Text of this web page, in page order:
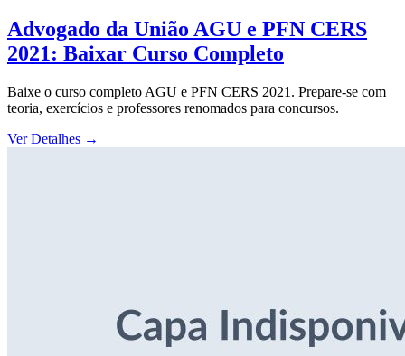
Advogado da União AGU e PFN CERS
2021: Baixar Curso Completo
Baixe o curso completo AGU e PFN CERS 2021. Prepare-se com
teoria, exercícios e professores renomados para concursos.
Ver Detalhes →